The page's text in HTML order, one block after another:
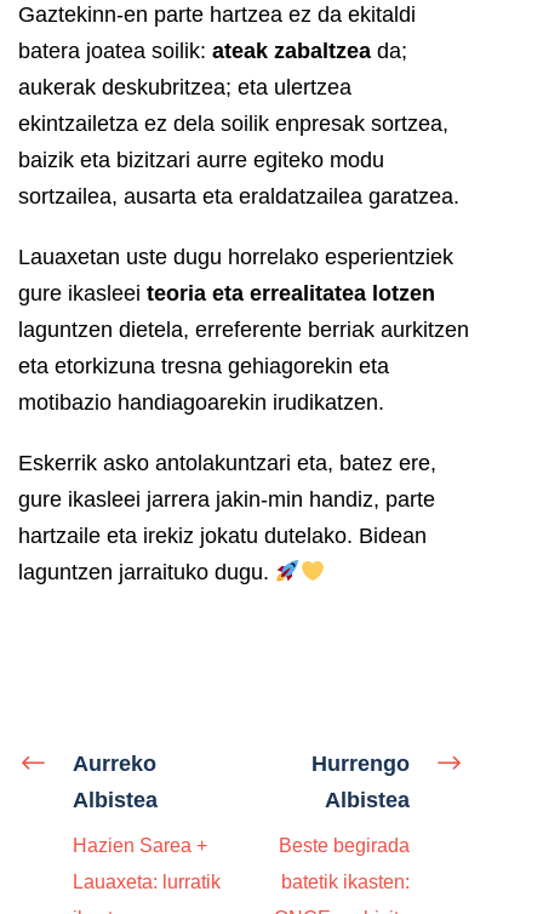
Gaztekinn-en parte hartzea ez da ekitaldi
batera joatea soilik: ateak zabaltzea da;
aukerak deskubritzea; eta ulertzea
ekintzailetza ez dela soilik enpresak sortzea,
baizik eta bizitzari aurre egiteko modu
sortzailea, ausarta eta eraldatzailea garatzea.
Lauaxetan uste dugu horrelako esperientziek
gure ikasleei teoria eta errealitatea lotzen
laguntzen dietela, erreferente berriak aurkitzen
eta etorkizuna tresna gehiagorekin eta
motibazio handiagoarekin irudikatzen.
Eskerrik asko antolakuntzari eta, batez ere,
gure ikasleei jarrera jakin-min handiz, parte
hartzaile eta irekiz jokatu dutelako. Bidean
laguntzen jarraituko dugu.
Aurreko
Albistea
Hazien Sarea +
Lauaxeta: lurratik
Hurrengo
Albistea
Beste begirada
batetik ikasten: